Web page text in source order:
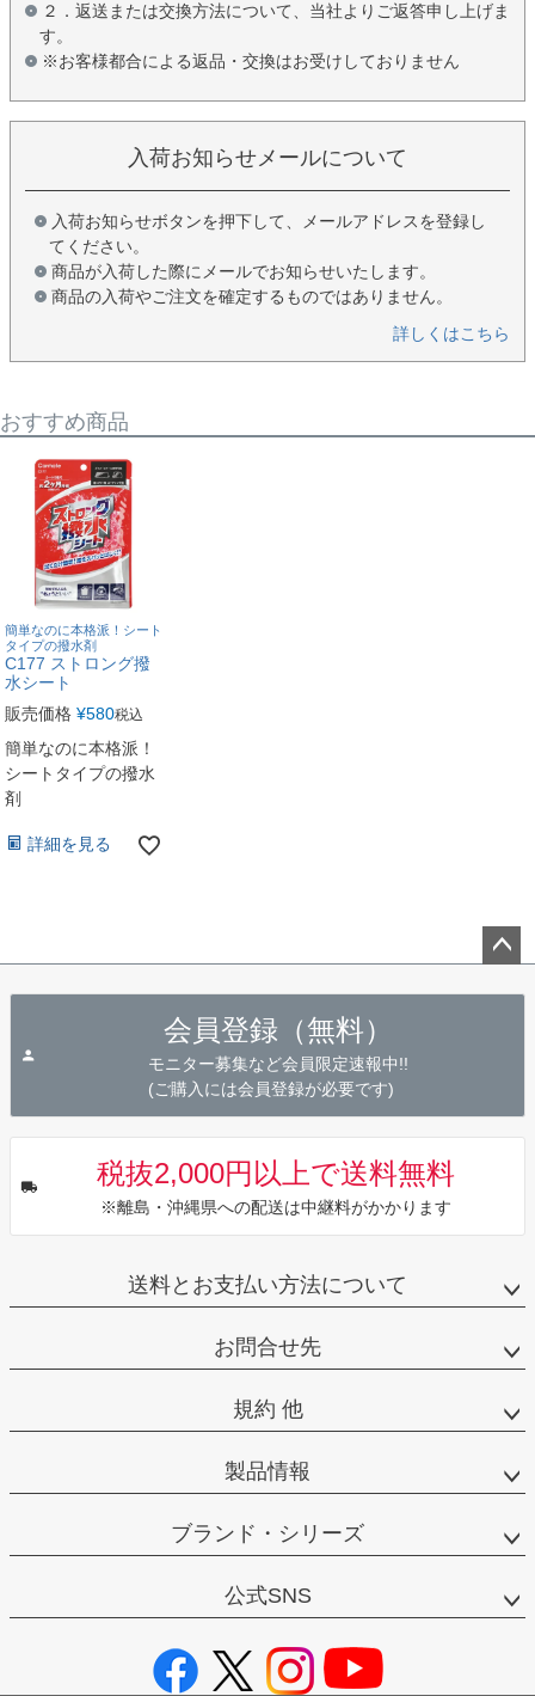
２．返送または交換方法について、当社よりご返答申し上げま
す。
※お客様都合による返品・交換はお受けしておりません
入荷お知らせメールについて
入荷お知らせボタンを押下して、メールアドレスを登録し
てください。
商品が入荷した際にメールでお知らせいたします。
商品の入荷やご注文を確定するものではありません。
詳しくはこちら
おすすめ商品
簡単なのに本格派！シート
タイプの撥水剤
C177 ストロング撥
水シート
販売価格 ¥580税込
簡単なのに本格派！
シートタイプの撥水
剤
詳細を見る
会員登録（無料）
モニター募集など会員限定速報中!!
(ご購入には会員登録が必要です)
税抜2,000円以上で送料無料
※離島・沖縄県への配送は中継料がかかります
送料とお支払い方法について
お問合せ先
規約 他
製品情報
ブランド・シリーズ
公式SNS